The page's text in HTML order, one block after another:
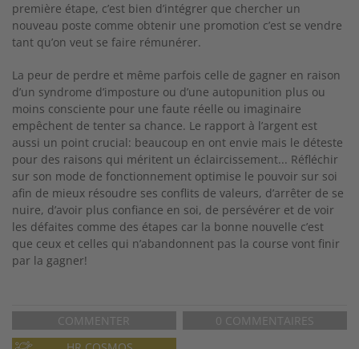
première étape, c’est bien d’intégrer que chercher un
nouveau poste comme obtenir une promotion c’est se vendre
tant qu’on veut se faire rémunérer.
La peur de perdre et même parfois celle de gagner en raison
d’un syndrome d’imposture ou d’une autopunition plus ou
moins consciente pour une faute réelle ou imaginaire
empêchent de tenter sa chance. Le rapport à l’argent est
aussi un point crucial: beaucoup en ont envie mais le déteste
pour des raisons qui méritent un éclaircissement... Réfléchir
sur son mode de fonctionnement optimise le pouvoir sur soi
afin de mieux résoudre ses conflits de valeurs, d’arrêter de se
nuire, d’avoir plus confiance en soi, de persévérer et de voir
les défaites comme des étapes car la bonne nouvelle c’est
que ceux et celles qui n’abandonnent pas la course vont finir
par la gagner!
COMMENTER
0 COMMENTAIRES